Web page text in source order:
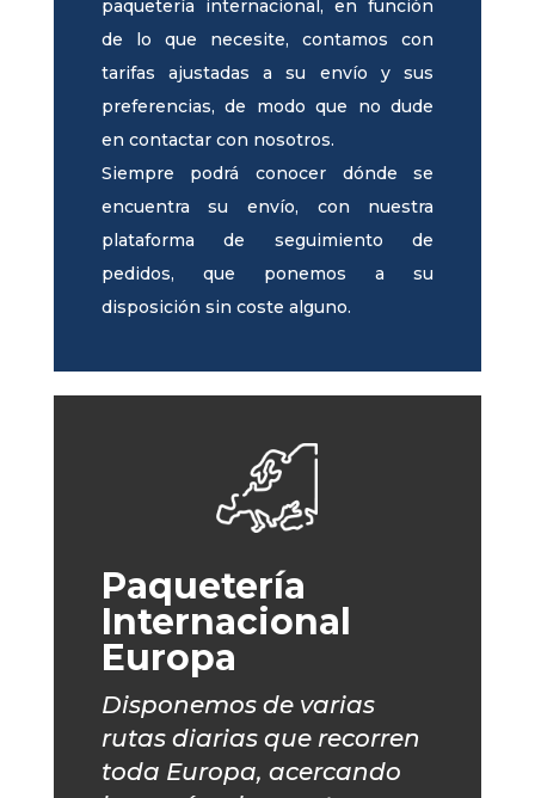
paquetería internacional, en función
de lo que necesite, contamos con
tarifas ajustadas a su envío y sus
preferencias, de modo que no dude
en contactar con nosotros.
Siempre podrá conocer dónde se
encuentra su envío, con nuestra
plataforma de seguimiento de
pedidos, que ponemos a su
disposición sin coste alguno.
Paquetería
Internacional
Europa
Disponemos de varias
rutas diarias que recorren
toda Europa, acercando